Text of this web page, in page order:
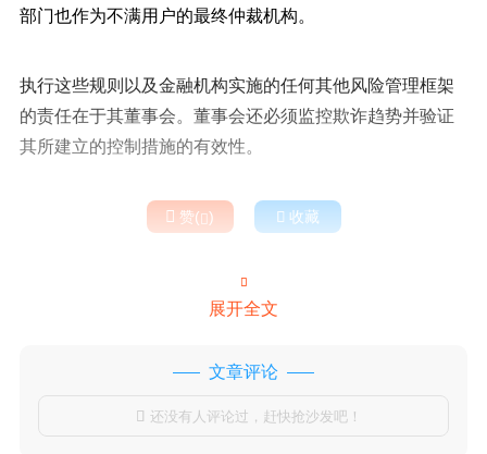
部门也作为不满用户的最终仲裁机构。
执行这些规则以及金融机构实施的任何其他风险管理框架
的责任在于其董事会。董事会还必须监控欺诈趋势并验证
其所建立的控制措施的有效性。
 赞()  收藏

展开全文
文章评论
 还没有人评论过，赶快抢沙发吧！